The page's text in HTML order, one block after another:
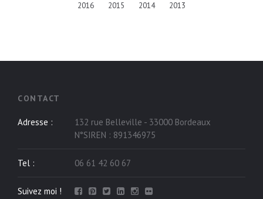
2016
2015 2014 2013
CONTACT
Adresse : 132 rue Belleville - 33000 Bordeaux
N°SIREN : 891346975
Tel : 06 61 42 60 67
Suivez moi !